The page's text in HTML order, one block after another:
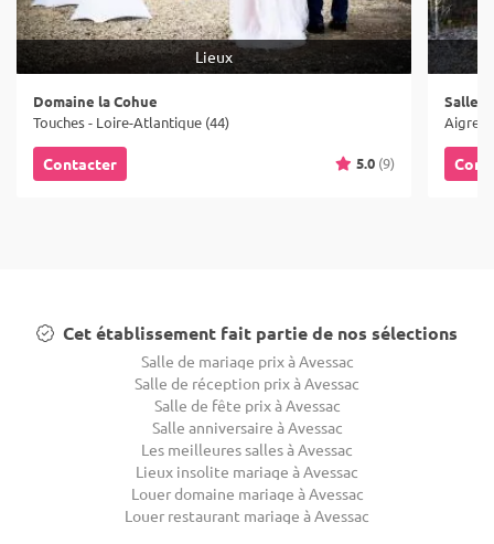
Lieux
Domaine la Cohue
Touches - Loire-Atlantique (44)
Contacter 5.0 (9)
Salle
Cet établissement fait partie de nos sélections
Salle de mariage prix à Avessac
Salle de réception prix à Avessac
Salle de fête prix à Avessac
Salle anniversaire à Avessac
Les meilleures salles à Avessac
Lieux insolite mariage à Avessac
Louer domaine mariage à Avessac
Louer restaurant mariage à Avessac